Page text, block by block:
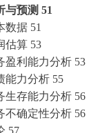
与预测 51
数据 51
估算 53
盈利能力分析 53
能力分析 55
生存能力分析 56
不确定性分析 56